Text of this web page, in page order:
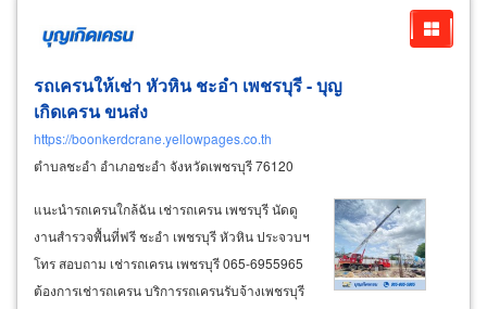
รถเครนให้เช่า หัวหิน ชะอำ เพชรบุรี - บุญ
เกิดเครน ขนส่ง
https://boonkerdcrane.yellowpages.co.th
ตำบลชะอำ อำเภอชะอำ จังหวัดเพชรบุรี 76120
แนะนำรถเครนใกล้ฉัน เช่ารถเครน เพชรบุรี นัดดู
งานสำรวจพื้นที่ฟรี ชะอำ เพชรบุรี หัวหิน ประจวบฯ
โทร สอบถาม เช่ารถเครน เพชรบุรี 065-6955965
ต้องการเช่ารถเครน บริการรถเครนรับจ้างเพชรบุรี